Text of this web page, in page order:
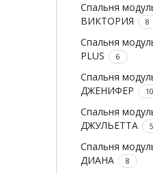
Спальня
ВИКТОРИЯ
8
Спальня
PLUS
6
Спальня
ДЖЕНИФЕР
10
Спальня
ДЖУЛЬЕТТА
5
Спальня
ДИАНА
8